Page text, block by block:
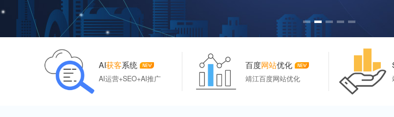
AI获客系统
AI运营+SEO+AI推广
百度网站优化
靖江百度网站优化